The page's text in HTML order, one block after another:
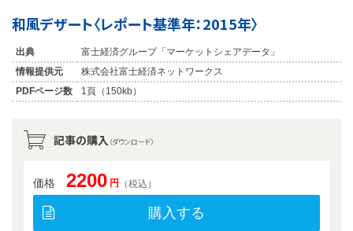
和風デザート〈レポート基準年：2015年〉
出典
富士経済グループ「マーケットシェアデータ」
情報提供元
株式会社富士経済ネットワークス
PDFページ数
1頁（150kb）
記事の購入 （ダウンロード）
価格 2200 円 （税込）
購入する